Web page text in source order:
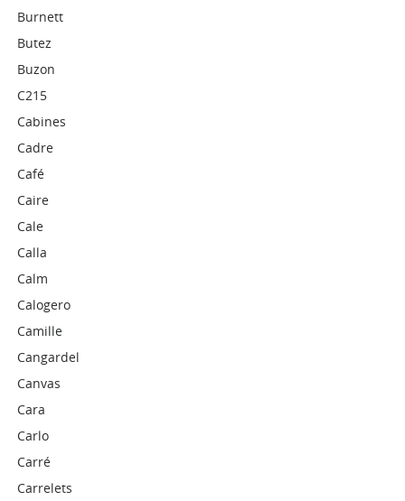
Burnett
Butez
Buzon
C215
Cabines
Cadre
Café
Caire
Cale
Calla
Calm
Calogero
Camille
Cangardel
Canvas
Cara
Carlo
Carré
Carrelets